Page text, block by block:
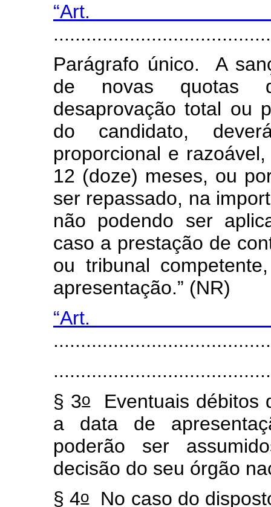
Parágrafo único. A
de novas quotas
desaprovação total ou
do candidato,
proporcional e
12 (doze) meses, ou
ser repassado, na
não podendo ser
caso a prestação de
ou tribunal
apresentação.” (NR)
§ 3oEventuais débitos
a data de
poderão ser
decisão do seu órgão
§ 4oNo caso do